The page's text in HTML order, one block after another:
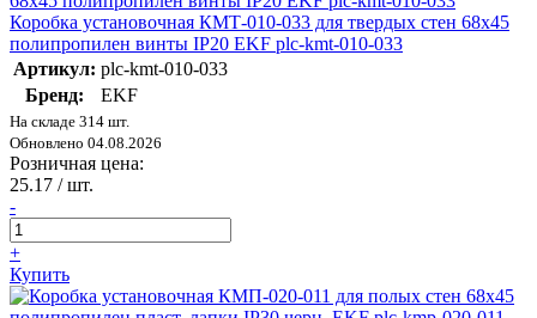
Коробка установочная КМТ-010-033 для твердых стен 68х45
полипропилен винты IP20 EKF plc-kmt-010-033
Артикул: plc-kmt-010-033
Бренд:
EKF
На складе 314 шт.
Обновлено 04.08.2026
Розничная цена:
25.17 / шт.
-
+
Купить